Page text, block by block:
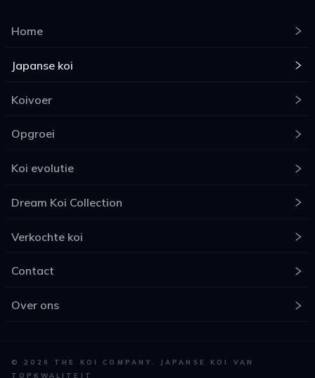
Home
Japanse koi
Koivoer
Opgroei
Koi evolutie
Dream Koi Collection
Verkochte koi
Contact
Over ons
© 2026
THE KOI COMPANY. JAPANSE KOI VAN
TOPKWALITEIT